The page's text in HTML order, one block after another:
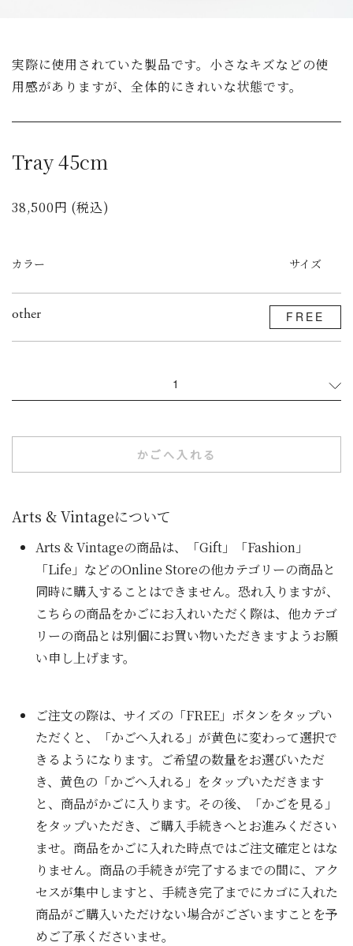
実際に使用されていた製品です。小さなキズなどの使
用感がありますが、全体的にきれいな状態です。
Tray 45cm
38,500円 (税込)
カラー サイズ
other FREE
1
かごへ入れる
Arts & Vintageについて
Arts & Vintageの商品は、「Gift」「Fashion」
「Life」などのOnline Storeの他カテゴリーの商品と
同時に購入することはできません。恐れ入りますが、
こちらの商品をかごにお入れいただく際は、他カテゴ
リーの商品とは別個にお買い物いただきますようお願
い申し上げます。
ご注文の際は、サイズの「FREE」ボタンをタップい
ただくと、「かごへ入れる」が黄色に変わって選択で
きるようになります。ご希望の数量をお選びいただ
き、黄色の「かごへ入れる」をタップいただきます
と、商品がかごに入ります。その後、「かごを見る」
をタップいただき、ご購入手続きへとお進みください
ませ。商品をかごに入れた時点ではご注文確定とはな
りません。商品の手続きが完了するまでの間に、アク
セスが集中しますと、手続き完了までにカゴに入れた
商品がご購入いただけない場合がございますことを予
めご了承くださいませ。